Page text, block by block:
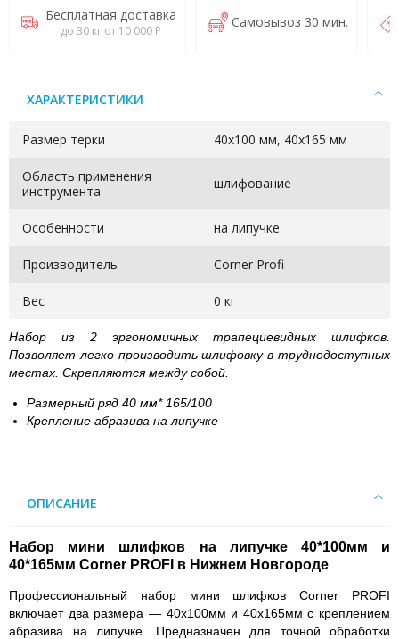
Бесплатная доставка
до 30 кг от 10 000 Р
Самовывоз 30 мин.
ХАРАКТЕРИСТИКИ
Размер терки 40х100 мм, 40х165 мм
Область применения
инструмента
шлифование
Особенности на липучке
Производитель Corner Profi
Вес 0 кг
Набор из 2 эргономичных трапециевидных шлифков.
Позволяет легко производить шлифовку в труднодоступных
местах. Скрепляются между собой.
Размерный ряд 40 мм* 165/100
Крепление абразива на липучке
ОПИСАНИЕ
Набор мини шлифков на липучке 40*100мм и
40*165мм Corner PROFI в Нижнем Новгороде
Профессиональный набор мини шлифков Corner PROFI
включает два размера — 40х100мм и 40х165мм с креплением
абразива на липучке. Предназначен для точной обработки